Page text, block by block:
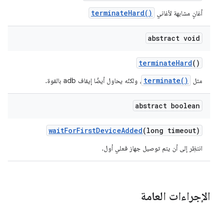
أغانٍ مشابهة لأغاني terminateHard()
abstract void
terminateHard()
مثل terminate() ، ولكنّه يحاول أيضًا إيقاف adb بالقوة.
abstract boolean
waitForFirstDeviceAdded(long timeout)
انتظِر إلى أن يتم توصيل جهاز فعلي أول.
الإجراءات العامة